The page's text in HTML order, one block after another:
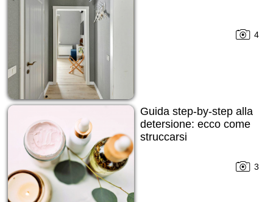
4
Guida step-by-step alla
detersione: ecco come
struccarsi
3